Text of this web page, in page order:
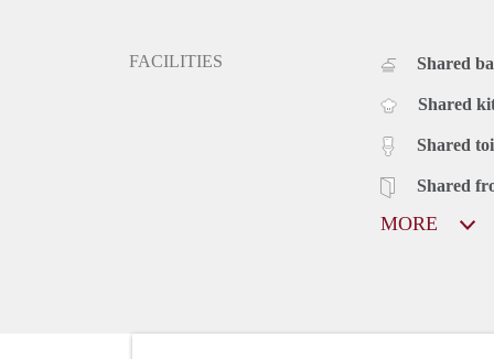
FACILITIES Shared
Shared
Shared
Shared
MORE